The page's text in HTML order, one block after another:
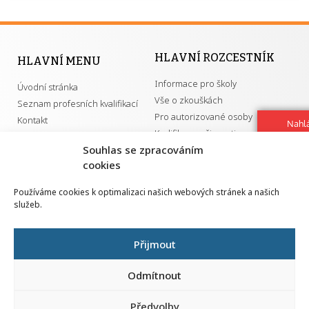
Souhlas se zpracováním
cookies
Používáme cookies k optimalizaci našich webových stránek a našich
služeb.
Přijmout
Odmítnout
Předvolby
HLAVNÍ MENU
Úvodní stránka
Seznam profesních kvalifikací
Kontakt
HLAVNÍ ROZCESTNÍK
Informace pro školy
Vše o zkouškách
Pro autorizované osoby
Kvalifikace a živnosti
GDPR
Národní pedagogický institut ČR
Senovážné náměstí 25
110 00 Praha 1